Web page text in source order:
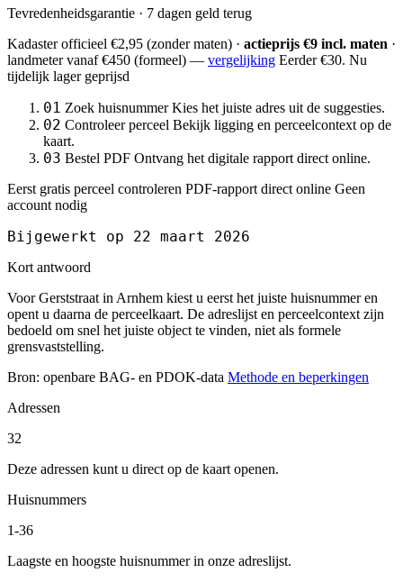
Tevredenheidsgarantie · 7 dagen geld terug
Kadaster officieel €2,95 (zonder maten) · actieprijs €9 incl. maten ·
landmetervanaf €450 (formeel) — vergelijking Eerder €30. Nu
tijdelijk lager geprijsd
01 Zoek huisnummer Kies het juiste adres uit de suggesties.
02 Controleer perceel Bekijk ligging en perceelcontext op de
kaart.
03 Bestel PDF Ontvang het digitale rapport direct online.
Eerst gratis perceel controleren PDF-rapport direct online Geen
account nodig
Bijgewerkt op 22 maart 2026
Kort antwoord
Voor Gerststraat in Arnhem kiest u eerst het juiste huisnummer en
opent u daarna de perceelkaart. De adreslijst en perceelcontext zijn
bedoeld om snel het juiste object te vinden, niet als formele
grensvaststelling.
Bron: openbare BAG- en PDOK-data Methode en beperkingen
Adressen
32
Deze adressen kunt u direct op de kaart openen.
Huisnummers
1-36
Laagste en hoogste huisnummer in onze adreslijst.